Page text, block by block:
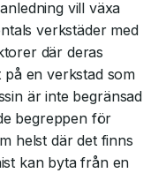
vill växa
verkstäder med
där deras
på en verkstad som
är inte begränsad
begreppen för
helst där det finns
kan byta från en